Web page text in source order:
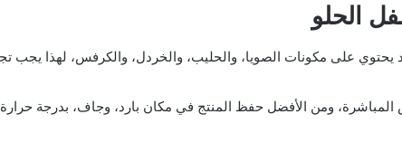
الحلو
يحتوي على مكونات الصويا، والحليب، والخردل، والكرفس، لهذا
ومن الأفضل حفظ المنتج في مكان بارد، وجاف، بدرجة حرارة تخزين يجب